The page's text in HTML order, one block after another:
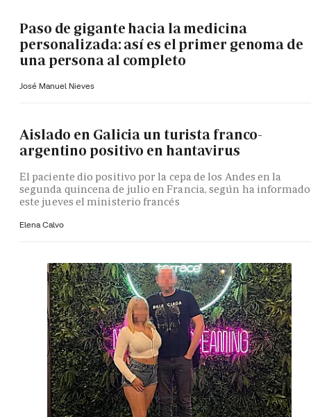
Paso de gigante hacia la medicina
personalizada: así es el primer genoma de
una persona al completo
José Manuel Nieves
Aislado en Galicia un turista franco-
argentino positivo en hantavirus
El paciente dio positivo por la cepa de los Andes en la
segunda quincena de julio en Francia, según ha informado
este jueves el ministerio francés
Elena Calvo